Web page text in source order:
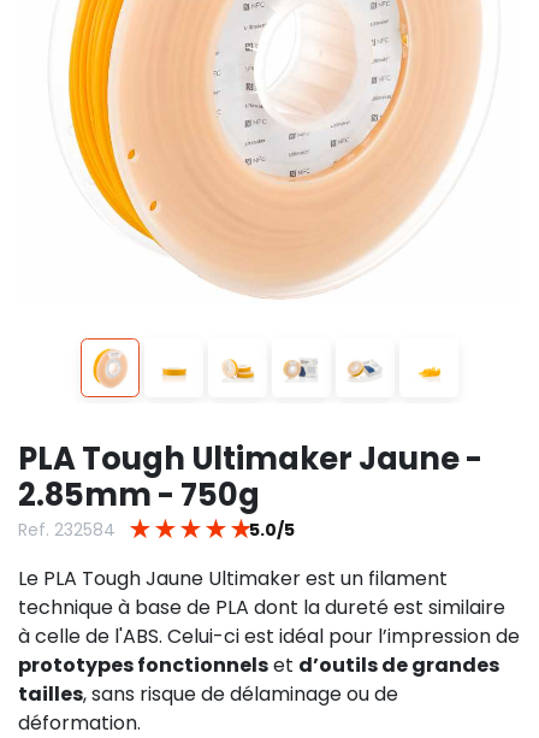
PLA Tough Ultimaker Jaune -
2.85mm - 750g
Ref. 232584 ★ ★ ★ ★ ★5.0/5
Le PLA Tough Jaune Ultimaker est un filament
technique à base de PLA dont la dureté est similaire
à celle de l'ABS. Celui-ci est idéal pour l’impression de
prototypes fonctionnelset d’outils de grandes
tailles, sans risque de délaminage ou de
déformation.